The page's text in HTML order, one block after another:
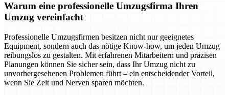
Warum eine professionelle Umzugsfirma Ihren
Umzug vereinfacht
Professionelle Umzugsfirmen besitzen nicht nur geeignetes
Equipment, sondern auch das nötige Know-how, um jeden Umzug
reibungslos zu gestalten. Mit erfahrenen Mitarbeitern und präzisen
Planungen können Sie sicher sein, dass Ihr Umzug nicht zu
unvorhergesehenen Problemen führt – ein entscheidender Vorteil,
wenn Sie Zeit und Nerven sparen möchten.